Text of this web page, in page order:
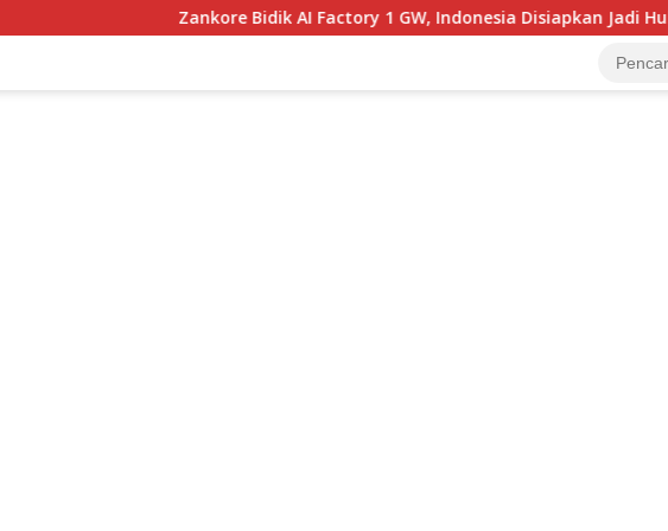
Zankore Bidik AI Factory 1 GW, Indonesia Disiapkan Jadi Hub AI Asia-Pasifik